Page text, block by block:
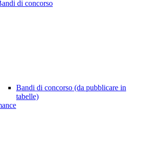
di concorso
Bandi di concorso (da pubblicare in
tabelle)